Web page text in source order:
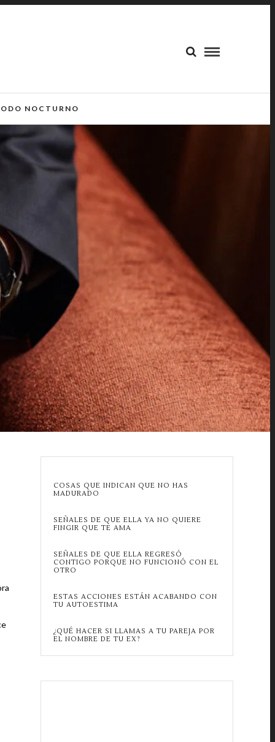
NOCTURNO
COSAS QUE INDICAN QUE NO HAS
MADURADO
SEÑALES DE QUE ELLA YA NO QUIERE
FINGIR QUE TE AMA
SEÑALES DE QUE ELLA REGRESÓ
CONTIGO PORQUE NO FUNCIONÓ CON EL
OTRO
ESTAS ACCIONES ESTÁN ACABANDO CON
TU AUTOESTIMA
¿QUÉ HACER SI LLAMAS A TU PAREJA POR
EL NOMBRE DE TU EX?